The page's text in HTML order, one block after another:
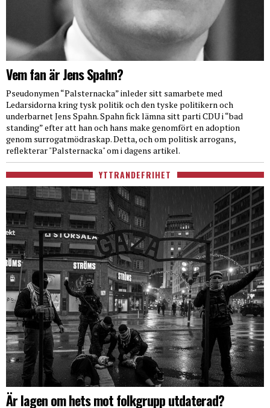
Vem fan är Jens Spahn?
Pseudonymen “Palsternacka” inleder sitt samarbete med
Ledarsidorna kring tysk politik och den tyske politikern och
underbarnet Jens Spahn. Spahn fick lämna sitt parti CDU i “bad
standing” efter att han och hans make genomfört en adoption
genom surrogatmödraskap. Detta, och om politisk arrogans,
reflekterar "Palsternacka" om i dagens artikel.
YTTRANDEFRIHET
Är lagen om hets mot folkgrupp utdaterad?